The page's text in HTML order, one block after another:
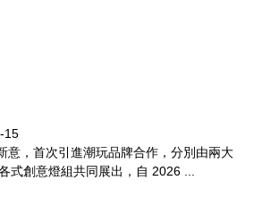
15
意，首次引進潮玩品牌合作，分別由兩大
式創意燈組共同展出，自 2026 ...